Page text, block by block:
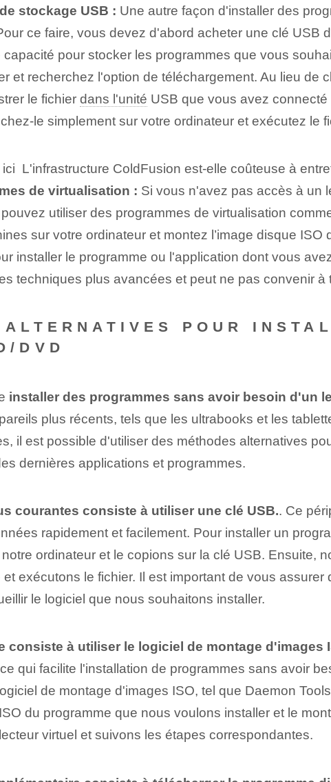
stockage USB : Une autre façon d'installer des
ce faire, vous devez d'abord acheter une clé USB
pour stocker les programmes que vous
et recherchez l'option de téléchargement. Au lieu de
le fichier dans l'unité USB que vous avez
le simplement sur votre ordinateur et exécutez le
L'infrastructure ColdFusion est-elle coûteuse à
de virtualisation : Si vous n'avez pas accès à un
utiliser des programmes de virtualisation
‍sur‌ votre ordinateur et montez l’image disque
installer le programme ou l'application dont vous
techniques plus avancées⁣ et peut ne pas convenir à
POUR
DVD
installer des programmes sans avoir besoin d'un
plus récents, tels que les ultrabooks et les
il est possible d'utiliser des méthodes alternatives
dernières applications et programmes.
courantes consiste à utiliser une clé USB.. Ce
rapidement et facilement. Pour installer un
ordinateur et le copions sur la clé USB. Ensuite,
exécutons le fichier. Il est important de vous
le logiciel que nous souhaitons installer.
consiste à utiliser le logiciel de montage d'images
qui facilite l'installation de programmes sans avoir
de montage d'images ISO, tel que Daemon
du programme que nous voulons installer et le
virtuel et suivons les étapes correspondantes.